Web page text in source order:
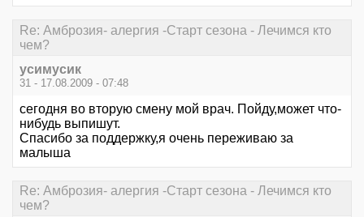
Re: Амброзия- алергия -Старт сезона - Лечимся кто
чем?
усимусик
31 - 17.08.2009 - 07:48
сегодня во вторую смену мой врач. Пойду,может что-
нибудь выпишут.
Спасибо за поддержку,я очень переживаю за
малыша
Re: Амброзия- алергия -Старт сезона - Лечимся кто
чем?